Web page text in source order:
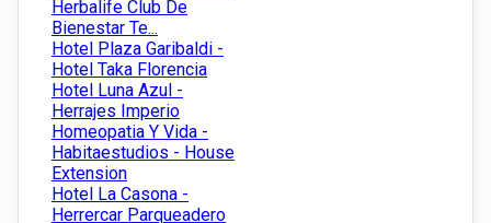
Herbalife Club De
Bienestar Te...
Hotel Plaza Garibaldi -
Hotel Taka Florencia
Hotel Luna Azul -
Herrajes Imperio
Homeopatia Y Vida -
Habitaestudios - House
Extension
Hotel La Casona -
Herrercar Parqueadero